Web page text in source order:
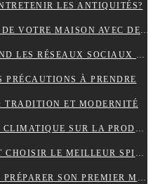
LES ANTIQUITÉS?
MODERNISER L’APPARENCE DE VOTRE MAISON AVEC DES PORTES DE GARAGE SECTIONNELLES (ADOPTEZ LES PORTES AMC)
L’ENFER NUMÉRIQUE : QUAND LES RÉSEAUX SOCIAUX DEVIENNENT UN CAUCHEMAR
PRÉCAUTIONS À PRENDRE
TRADITION ET MODERNITÉ
L’IMPACT DU CHANGEMENT CLIMATIQUE SUR LA PRODUCTION DE VANILLE À MADAGASCAR
GUIDE D’ACHAT : COMMENT CHOISIR LE MEILLEUR SPIROMÈTRE POUR VOS BESOINS
LES ÉTAPES À SUIVRE POUR PRÉPARER SON PREMIER MARATHON